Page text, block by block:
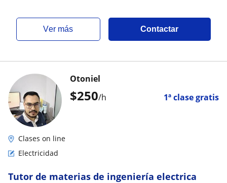
ver más Contactar
$250/h 1ª clase gratis
Otoniel
Clases on line
Electricidad
Tutor de materias de ingeniería electrica